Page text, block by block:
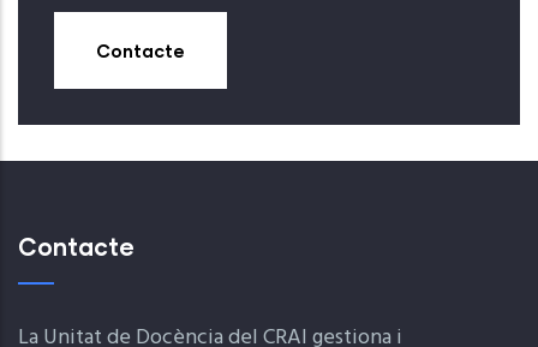
Contacte
Contacte
La Unitat de Docència del CRAI gestiona i